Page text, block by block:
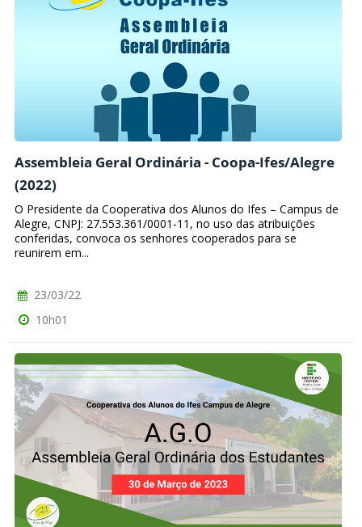
Assembleia Geral Ordinária - Coopa-Ifes/Alegre
(2022)
O Presidente da Cooperativa dos Alunos do Ifes – Campus de
Alegre, CNPJ: 27.553.361/0001-11, no uso das atribuições
conferidas, convoca os senhores cooperados para se
reunirem em...
23/03/22
10h01